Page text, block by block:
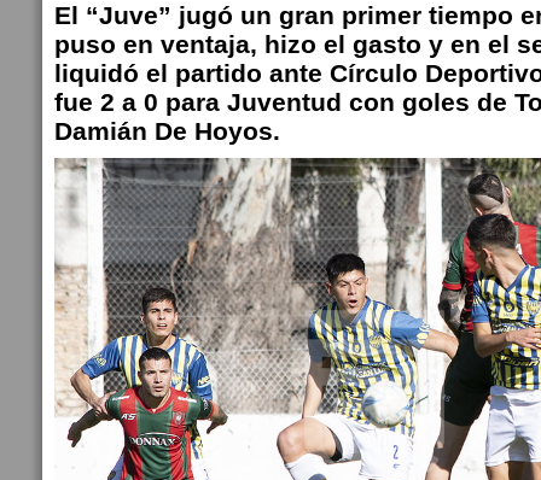
El “Juve” jugó un gran primer tiempo
puso en ventaja, hizo el gasto y en el
liquidó el partido ante Círculo
fue 2 a 0 para Juventud con goles de
Damián De Hoyos.